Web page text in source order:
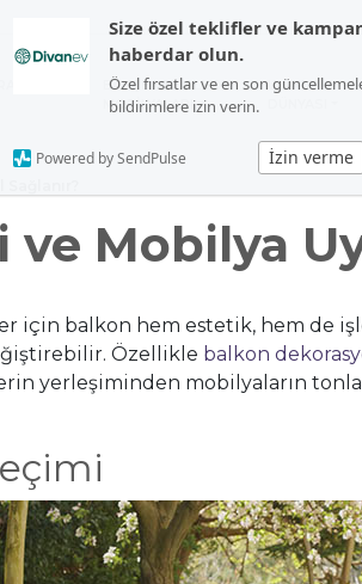
Size özel teklifler ve
haberdar olun.
Özel fırsatlar ve en son
bildirimlere izin verin.
İzin verme
Powered by SendPulse
BAHÇE VE BALKON
MOBİLYALARI
UYKU
Mobilya
için balkon hem estetik, hem de
Özellikle balkon
yerleşiminden mobilyaların